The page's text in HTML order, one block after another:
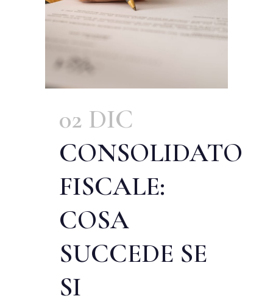
02 DIC
CONSOLIDATO
FISCALE:
COSA
SUCCEDE SE
SI